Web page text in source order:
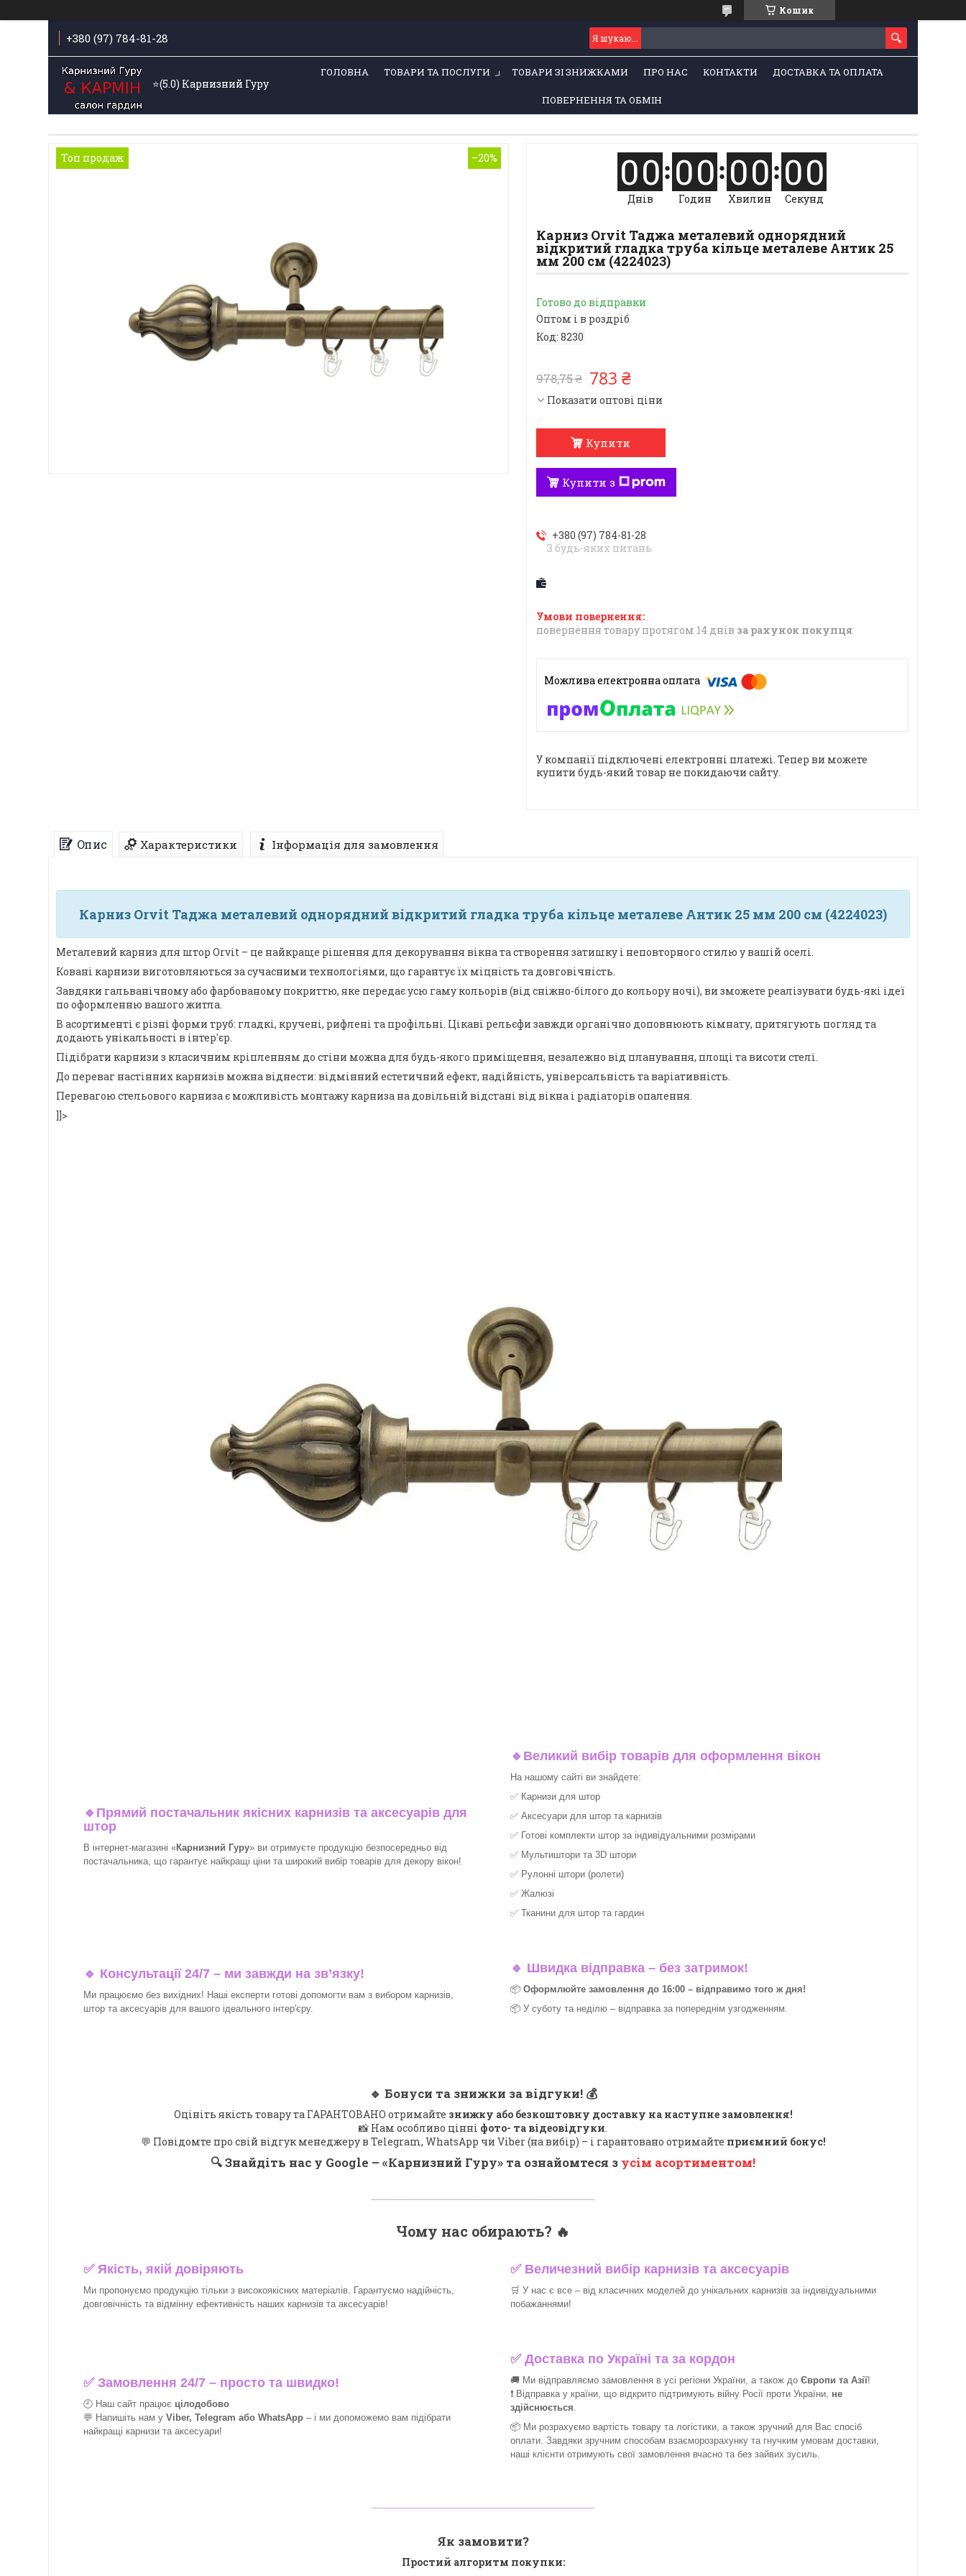
Кошик
+380 (97) 784-81-28
⭐️(5.0) Карнизний Гуру
ГОЛОВНА ТОВАРИ ТА ПОСЛУГИ ТОВАРИ ЗІ ЗНИЖКАМИ ПРО НАС КОНТАКТИ ДОСТАВКА ТА ОПЛАТА
ПОВЕРНЕННЯ ТА ОБМІН
Топ продаж –20% 00
Днів
00
Годин
00
Хвилин
00
Секунд
Карниз Orvit Таджа металевий однорядний
відкритий гладка труба кільце металеве Антик 25
мм 200 см (4224023)
Готово до відправки
Оптом і в роздріб
Код: 8230
978,75 ₴ 783 ₴
Показати оптові ціни
Купити
Купити з
+380 (97) 784-81-28
З будь-яких питань
повернення товару протягом 14 днів за рахунок покупця
У компанії підключені електронні платежі. Тепер ви можете
купити будь-який товар не покидаючи сайту.
Опис Характеристики Інформація для замовлення
Карниз Orvit Таджа металевий однорядний відкритий гладка труба кільце металеве Антик 25 мм 200 см (4224023)
Металевий карниз для штор Orvit – це найкраще рішення для декорування вікна та створення затишку і неповторного стилю у вашій оселі.
Ковані карнизи виготовляються за сучасними технологіями, що гарантує їх міцність та довговічність.
Завдяки гальванічному або фарбованому покриттю, яке передає усю гаму кольорів (від сніжно-білого до кольору ночі), ви зможете реалізувати будь-які ідеї
по оформленню вашого житла.
В асортименті є різні форми труб: гладкі, кручені, рифлені та профільні. Цікаві рельєфи завжди органічно доповнюють кімнату, притягують погляд та
додають унікальності в інтер'єр.
Підібрати карнизи з класичним кріпленням до стіни можна для будь-якого приміщення, незалежно від планування, площі та висоти стелі.
До переваг настінних карнизів можна віднести: відмінний естетичний ефект, надійність, універсальність та варіативність.
Перевагою стельового карниза є можливість монтажу карниза на довільній відстані від вікна і радіаторів опалення.
]]>
🔹 Прямий постачальник якісних карнизів та аксесуарів для
штор
В інтернет-магазині «Карнизний Гуру» ви отримуєте продукцію безпосередньо від
постачальника, що гарантує найкращі ціни та широкий вибір товарів для декору вікон!​
🔹 Великий вибір товарів для оформлення вікон
На нашому сайті ви знайдете:
✅ Карнизи для штор
✅ Аксесуари для штор та карнизів
✅ Готові комплекти штор за індивідуальними розмірами
✅ Мультиштори та 3D штори
✅ Рулонні штори (ролети)
✅ Жалюзі
✅ Тканини для штор та гардин
🔹 Консультації 24/7 – ми завжди на зв’язку!
Ми працюємо без вихідних! Наші експерти готові допомогти вам з вибором карнизів,
штор та аксесуарів для вашого ідеального інтер'єру.​
🔹 Швидка відправка – без затримок!
📦 Оформлюйте замовлення до 16:00 – відправимо того ж дня!
📦 У суботу та неділю – відправка за попереднім узгодженням.
🔹 Бонуси та знижки за відгуки! 💰
Оцініть якість товару та ГАРАНТОВАНО отримайте знижку або безкоштовну доставку на наступне замовлення!
📸 Нам особливо цінні фото- та відеовідгуки.
💬 Повідомте про свій відгук менеджеру в Telegram, WhatsApp чи Viber (на вибір) – і гарантовано отримайте приємний бонус!
🔍Знайдіть нас у Google – «Карнизний Гуру» та ознайомтеся з усім асортиментом!
Чому нас обирають? 🔥
✅Якість, якій довіряють
Ми пропонуємо продукцію тільки з високоякісних матеріалів. Гарантуємо надійність,
довговічність та відмінну ефективність наших карнизів та аксесуарів!​
✅ Величезний вибір карнизів та аксесуарів
🛒 У нас є все – від класичних моделей до унікальних карнизів за індивідуальними
побажаннями!​
✅Замовлення 24/7 – просто та швидко!
🕘 Наш сайт працює цілодобово
💬 Напишіть нам у Viber, Telegram або WhatsApp – і ми допоможемо вам підібрати
найкращі карнизи та аксесуари!
✅Доставка по Україні та за кордон
🚚 Ми відправляємо замовлення в усі регіони України, а також до Європи та Азії!
❗ Відправка у країни, що відкрито підтримують війну Росії проти України, не
здійснюється.
📦 Ми розрахуємо вартість товару та логістики, а також зручний для Вас спосіб
оплати. Завдяки зручним способам взаєморозрахунку та гнучким умовам доставки,
наші клієнти отримують свої замовлення вчасно та без зайвих зусиль.
Як замовити?
Простий алгоритм покупки: